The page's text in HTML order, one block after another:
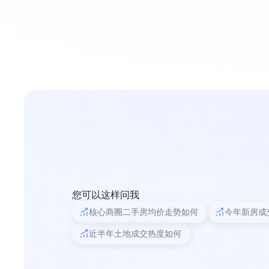
您可以这样问我
核心商圈二手房均价走势如何
今年新房
近半年土地成交热度如何